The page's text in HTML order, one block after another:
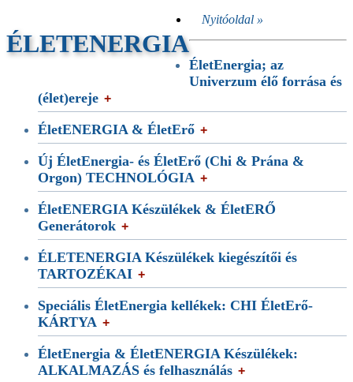
ÉLETENERGIA
Nyitóoldal »
ÉletEnergia; az
Univerzum élő forrása és
(élet)ereje
ÉletENERGIA & ÉletErő
Új ÉletEnergia- és ÉletErő (Chi & Prána &
Orgon) TECHNOLÓGIA
ÉletENERGIA Készülékek & ÉletERŐ
Generátorok
ÉLETENERGIA Készülékek kiegészítői és
TARTOZÉKAI
Speciális ÉletEnergia kellékek: CHI ÉletErő-
KÁRTYA
ÉletEnergia & ÉletENERGIA Készülékek:
ALKALMAZÁS és felhasználás